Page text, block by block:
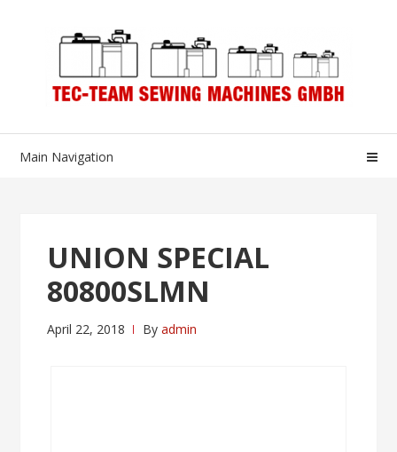
Main Navigation
UNION SPECIAL
80800SLMN
April 22, 2018 Byadmin